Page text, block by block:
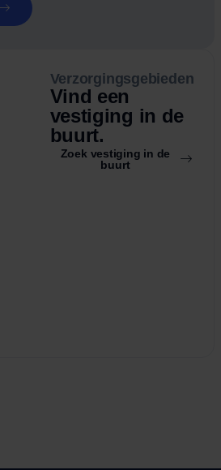
Verzorgingsgebieden
Vind een
vestiging in de
buurt.
Zoek vestiging in de
buurt